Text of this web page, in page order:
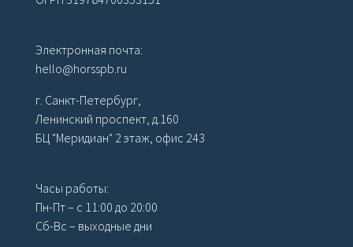
Электронная почта:
hello@horsspb.ru
г. Санкт-Петербург,
Ленинский проспект, д.160
БЦ "Меридиан" 2 этаж, офис 243
Часы работы:
Пн-Пт – с 11:00 до 20:00
Сб-Вс – выходные дни